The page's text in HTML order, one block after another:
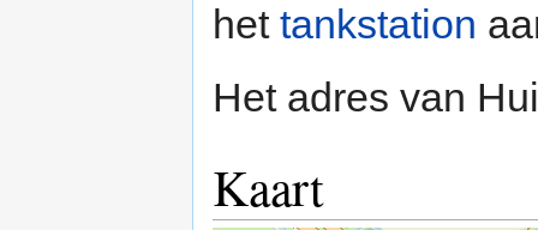
het tankstation
Het adres van
Kaart